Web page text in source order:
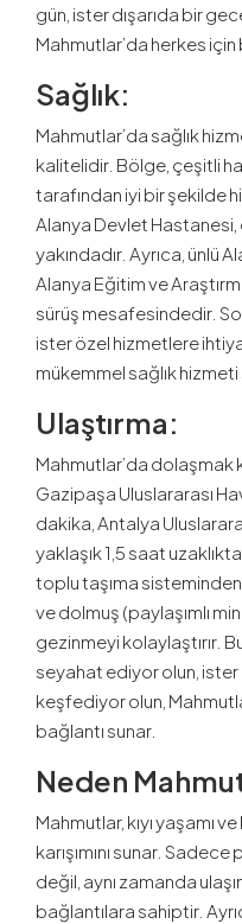
gün, ister dışarıda bir
Mahmutlar’da herkes için
Sağlık:
Mahmutlar’da sağlık
kalitelidir. Bölge, çeşitli
tarafından iyi bir şekilde
Alanya Devlet
yakındadır. Ayrıca, ünlü
Alanya Eğitim ve
sürüş mesafesindedir.
ister özel hizmetlere
mükemmel sağlık hizmeti
Ulaştırma:
Mahmutlar’da dolaşmak
Gazipaşa Uluslararası
dakika, Antalya
yaklaşık 1,5 saat
toplu taşıma
ve dolmuş (paylaşımlı
gezinmeyi kolaylaştırır.
seyahat ediyor olun,
keşfediyor olun,
bağlantı sunar.
Neden
Mahmutlar, kıyı yaşamı
karışımını sunar.
değil, aynı zamanda
bağlantılara sahiptir.